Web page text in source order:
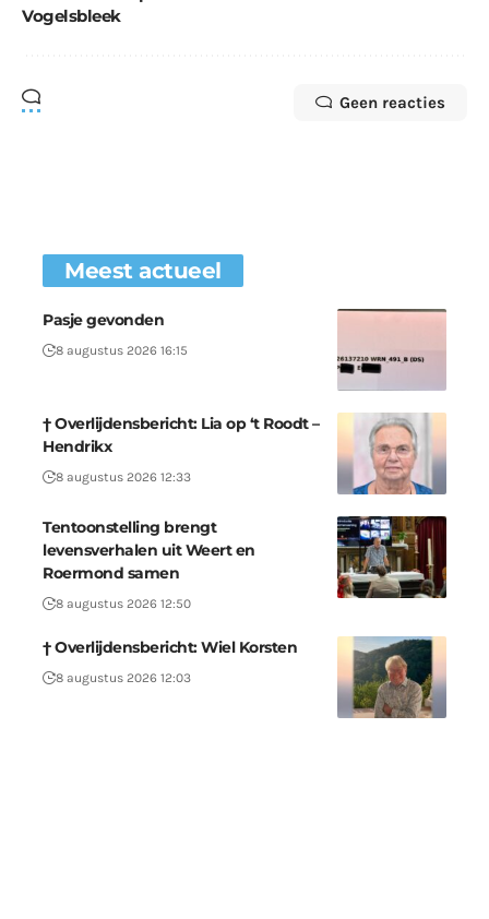
Vogelsbleek
Geen reacties
Meest actueel
Pasje gevonden
8 augustus 2026 16:15
† Overlijdensbericht: Lia op ‘t Roodt –
Hendrikx
8 augustus 2026 12:33
Tentoonstelling brengt
levensverhalen uit Weert en
Roermond samen
8 augustus 2026 12:50
† Overlijdensbericht: Wiel Korsten
8 augustus 2026 12:03